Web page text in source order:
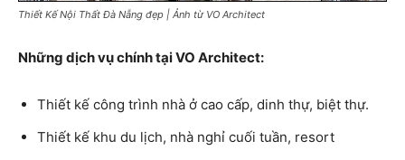
Thiết Kế Nội Thất Đà Nẵng đẹp | Ảnh từ VO Architect
Những dịch vụ chính tại VO Architect:
Thiết kế công trình nhà ở cao cấp, dinh thự, biệt thự.
Thiết kế khu du lịch, nhà nghỉ cuối tuần, resort